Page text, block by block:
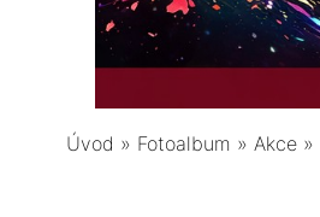
Úvod » Fotoalbum » Akce »